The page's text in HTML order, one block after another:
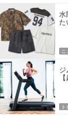
水
た
ニ
ジ
ト